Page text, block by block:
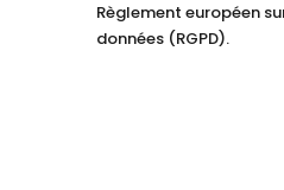
Règlement européen
données (RGPD).